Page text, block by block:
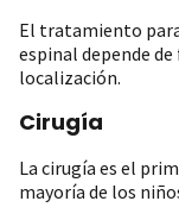
El tratamiento
espinal depende
localización.
Cirugía
La cirugía es el
mayoría de los